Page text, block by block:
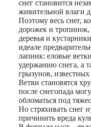
снег становится
живительной влаги
Поэтому весь снег,
дорожек и тропинок,
деревья и
идеале
лапник: еловые
удержанию снега, а
грызунов,
Ветви становятся
после снегопада
обломаться под
Но стряхивать снег
причинить вреда